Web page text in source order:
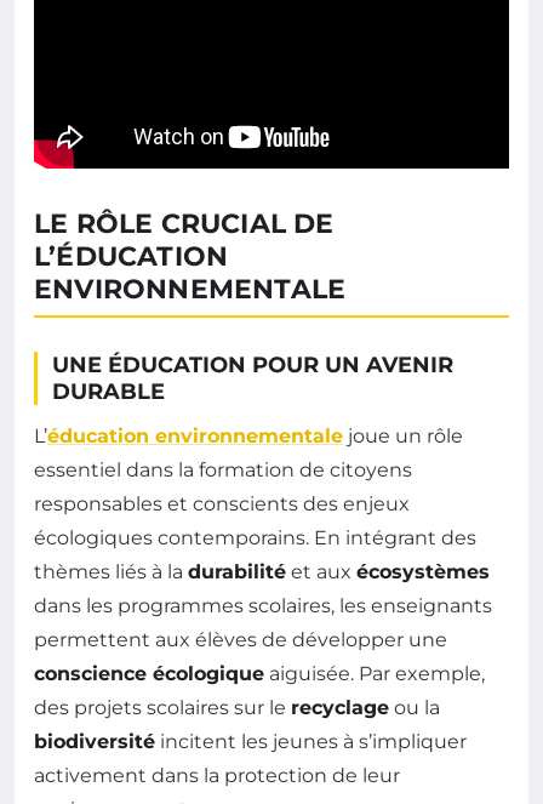
LE RÔLE CRUCIAL DE
L’ÉDUCATION
ENVIRONNEMENTALE
UNE ÉDUCATION POUR UN AVENIR
DURABLE
L’éducation environnementale joue un rôle
essentiel dans la formation de citoyens
responsables et conscients des enjeux
écologiques contemporains. En intégrant des
thèmes liés à la durabilité et aux écosystèmes
dans les programmes scolaires, les enseignants
permettent aux élèves de développer une
conscience écologique aiguisée. Par exemple,
des projets scolaires sur le recyclage ou la
biodiversité incitent les jeunes à s’impliquer
activement dans la protection de leur